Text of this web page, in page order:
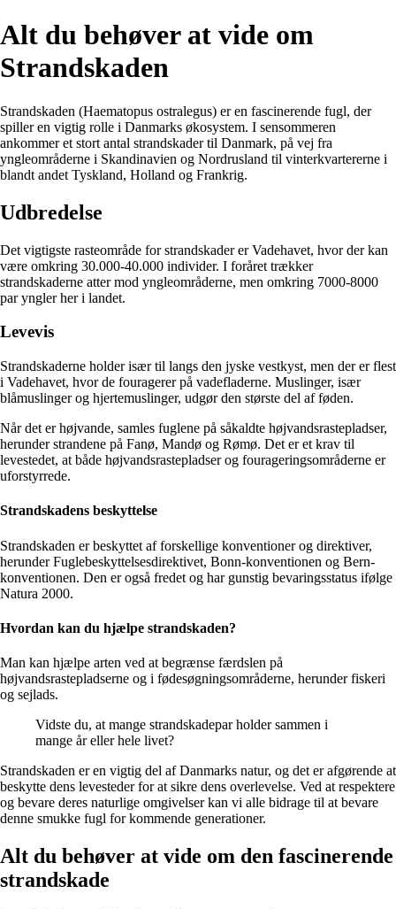
Alt du behøver at vide om
Strandskaden
Strandskaden (Haematopus ostralegus) er en fascinerende fugl, der
spiller en vigtig rolle i Danmarks økosystem. I sensommeren
ankommer et stort antal strandskader til Danmark, på vej fra
yngleområderne i Skandinavien og Nordrusland til vinterkvartererne i
blandt andet Tyskland, Holland og Frankrig.
Udbredelse
Det vigtigste rasteområde for strandskader er Vadehavet, hvor der kan
være omkring 30.000-40.000 individer. I foråret trækker
strandskaderne atter mod yngleområderne, men omkring 7000-8000
par yngler her i landet.
Levevis
Strandskaderne holder især til langs den jyske vestkyst, men der er flest
i Vadehavet, hvor de fouragerer på vadefladerne. Muslinger, især
blåmuslinger og hjertemuslinger, udgør den største del af føden.
Når det er højvande, samles fuglene på såkaldte højvandsrastepladser,
herunder strandene på Fanø, Mandø og Rømø. Det er et krav til
levestedet, at både højvandsrastepladser og fourageringsområderne er
uforstyrrede.
Strandskadens beskyttelse
Strandskaden er beskyttet af forskellige konventioner og direktiver,
herunder Fuglebeskyttelsesdirektivet, Bonn-konventionen og Bern-
konventionen. Den er også fredet og har gunstig bevaringsstatus ifølge
Natura 2000.
Hvordan kan du hjælpe strandskaden?
Man kan hjælpe arten ved at begrænse færdslen på
højvandsrastepladserne og i fødesøgningsområderne, herunder fiskeri
og sejlads.
Vidste du, at mange strandskadepar holder sammen i
mange år eller hele livet?
Strandskaden er en vigtig del af Danmarks natur, og det er afgørende at
beskytte dens levesteder for at sikre dens overlevelse. Ved at respektere
og bevare deres naturlige omgivelser kan vi alle bidrage til at bevare
denne smukke fugl for kommende generationer.
Alt du behøver at vide om den fascinerende
strandskade